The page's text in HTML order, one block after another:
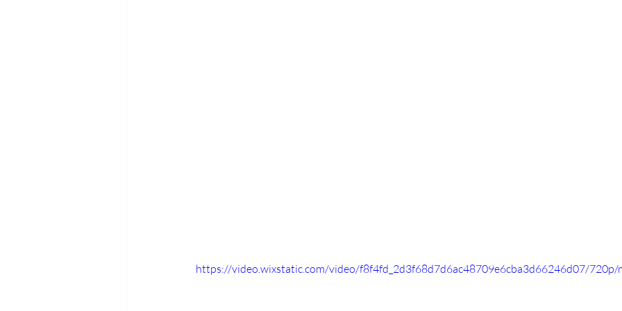
https://video.wixstatic.com/video/f8f4fd_2d3f68d7d6ac48709e6cba3d66246d07/720p/